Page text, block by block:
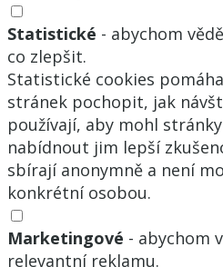
Statistické - abychom
co zlepšit.
Statistické cookies
stránek pochopit, jak
používají, aby mohl
nabídnout jim lepší
sbírají anonymně a není
konkrétní osobou.
Marketingové - abychom
relevantní reklamu.